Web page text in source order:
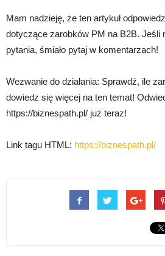
Mam nadzieję, że ten artykuł
dotyczące zarobków PM na B2B. Jeśli
pytania, śmiało pytaj w komentarzach!
Wezwanie do działania: Sprawdź, ile
dowiedz się więcej na ten temat!
https://biznespath.pl/ już teraz!
Link tagu HTML: https://biznespath.pl/